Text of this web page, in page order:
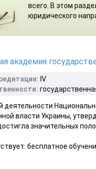
всего. В этом
юридического
академия
IV
деятельности
власти Украины,
значительных
бесплатное